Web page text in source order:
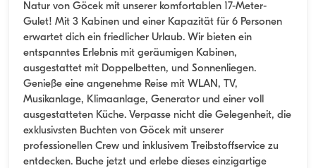
Natur von Göcek mit unserer komfortablen 17-Meter-
Gulet! Mit 3 Kabinen und einer Kapazität für 6 Personen
erwartet dich ein friedlicher Urlaub. Wir bieten ein
entspanntes Erlebnis mit geräumigen Kabinen,
ausgestattet mit Doppelbetten, und Sonnenliegen.
Genieße eine angenehme Reise mit WLAN, TV,
Musikanlage, Klimaanlage, Generator und einer voll
ausgestatteten Küche. Verpasse nicht die Gelegenheit, die
exklusivsten Buchten von Göcek mit unserer
professionellen Crew und inklusivem Treibstoffservice zu
entdecken. Buche jetzt und erlebe dieses einzigartige